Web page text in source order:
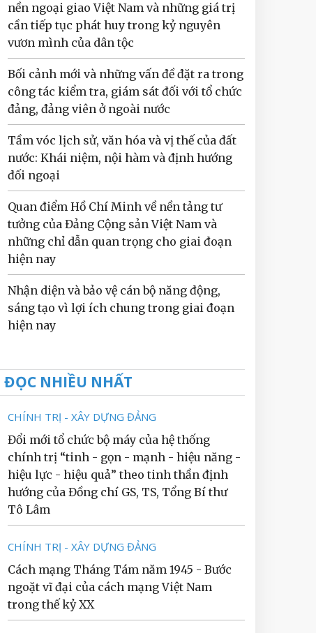
nền ngoại giao Việt Nam và những giá trị
cần tiếp tục phát huy trong kỷ nguyên
vươn mình của dân tộc
Bối cảnh mới và những vấn đề đặt ra trong
công tác kiểm tra, giám sát đối với tổ chức
đảng, đảng viên ở ngoài nước
Tầm vóc lịch sử, văn hóa và vị thế của đất
nước: Khái niệm, nội hàm và định hướng
đối ngoại
Quan điểm Hồ Chí Minh về nền tảng tư
tưởng của Đảng Cộng sản Việt Nam và
những chỉ dẫn quan trọng cho giai đoạn
hiện nay
Nhận diện và bảo vệ cán bộ năng động,
sáng tạo vì lợi ích chung trong giai đoạn
hiện nay
ĐỌC NHIỀU NHẤT
CHÍNH TRỊ - XÂY DỰNG ĐẢNG
Đổi mới tổ chức bộ máy của hệ thống
chính trị “tinh - gọn - mạnh - hiệu năng -
hiệu lực - hiệu quả” theo tinh thần định
hướng của Đồng chí GS, TS, Tổng Bí thư
Tô Lâm
CHÍNH TRỊ - XÂY DỰNG ĐẢNG
Cách mạng Tháng Tám năm 1945 - Bước
ngoặt vĩ đại của cách mạng Việt Nam
trong thế kỷ XX